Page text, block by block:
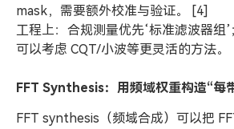
mask，需要额外校准与验证。 [4]
工程上：合规测量优先‘标准滤波器组
可以考虑 CQT/小波等更灵活的方法。
FFT Synthesis：用频域权重构造“每
FFT synthesis（频域合成）可以把